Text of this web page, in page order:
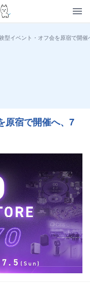
型イベント・オフ会を原宿で開
原宿で開催へ、7